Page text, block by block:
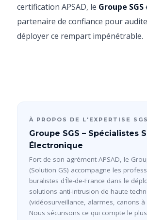
certification APSAD, le Groupe SGS
partenaire de confiance pour
déployer ce rempart impénétrable.
À PROPOS DE L'EXPERTISE SGS
Groupe SGS – Spécialistes
Électronique
Fort de son agrément APSAD, le
(Solution GS) accompagne les
buralistes d'Île-de-France dans le
solutions anti-intrusion de haute
(vidéosurveillance, alarmes, canons à
Nous sécurisons ce qui compte le